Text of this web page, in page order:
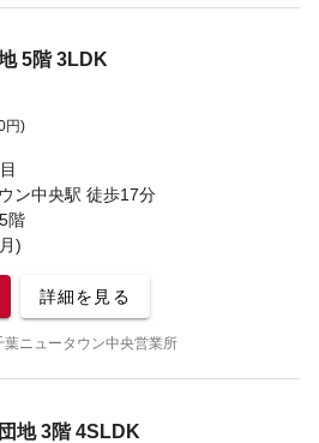
5階 3LDK
円)
ン中央駅 徒歩17分
階
)
詳細を見る
ニュータウン中央営業所
地 3階 4SLDK